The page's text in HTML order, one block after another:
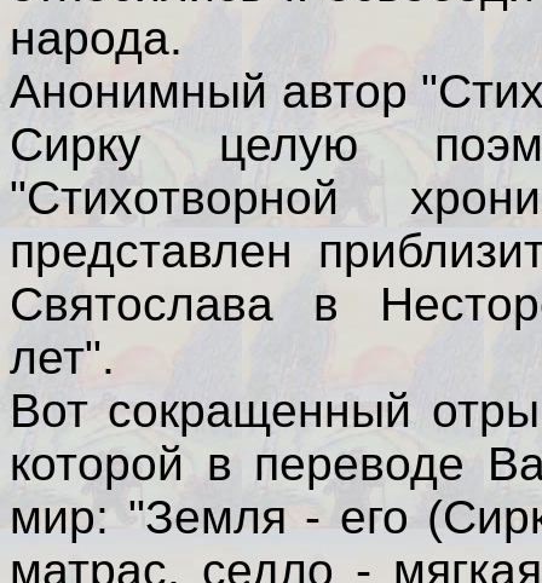
народа.
Анонимный автор
Сирку целую
"Стихотворной
представлен
Святослава в
лет".
Вот сокращенный
которой в переводе
мир: "Земля - его
матрас, седло -